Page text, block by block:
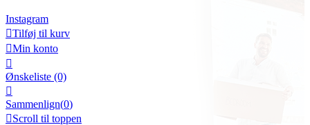
Instagram
Tilføj til kurv
Min konto

Ønskeliste (0)

Sammenlign(0)
Scroll til toppen